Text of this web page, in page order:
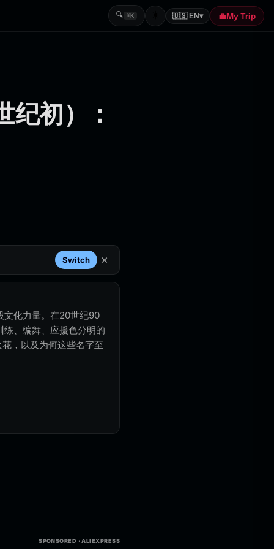
🔍 ⌘K 🇺🇸 EN▾ 💼My Trip
初）：
Switch ×
文化力量。在20世纪90
、编舞、应援色分明的
，以及为何这些名字至
SPONSORED · ALIEXPRESS